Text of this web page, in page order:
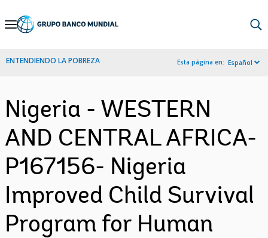
Skip
Navigation
ENTENDIENDO LA POBREZA Esta página en: Español
Nigeria - WESTERN
AND CENTRAL AFRICA-
P167156- Nigeria
Improved Child Survival
Program for Human